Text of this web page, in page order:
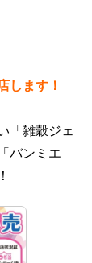
します！
「雑穀ジェ
バンミエ